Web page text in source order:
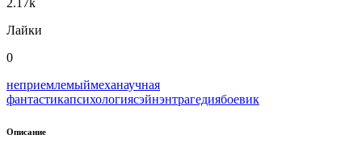
Лайки
0
неприемлемыймеханаучная
фантастикапсихологиясэйнэнтрагедиябоевик
Описание